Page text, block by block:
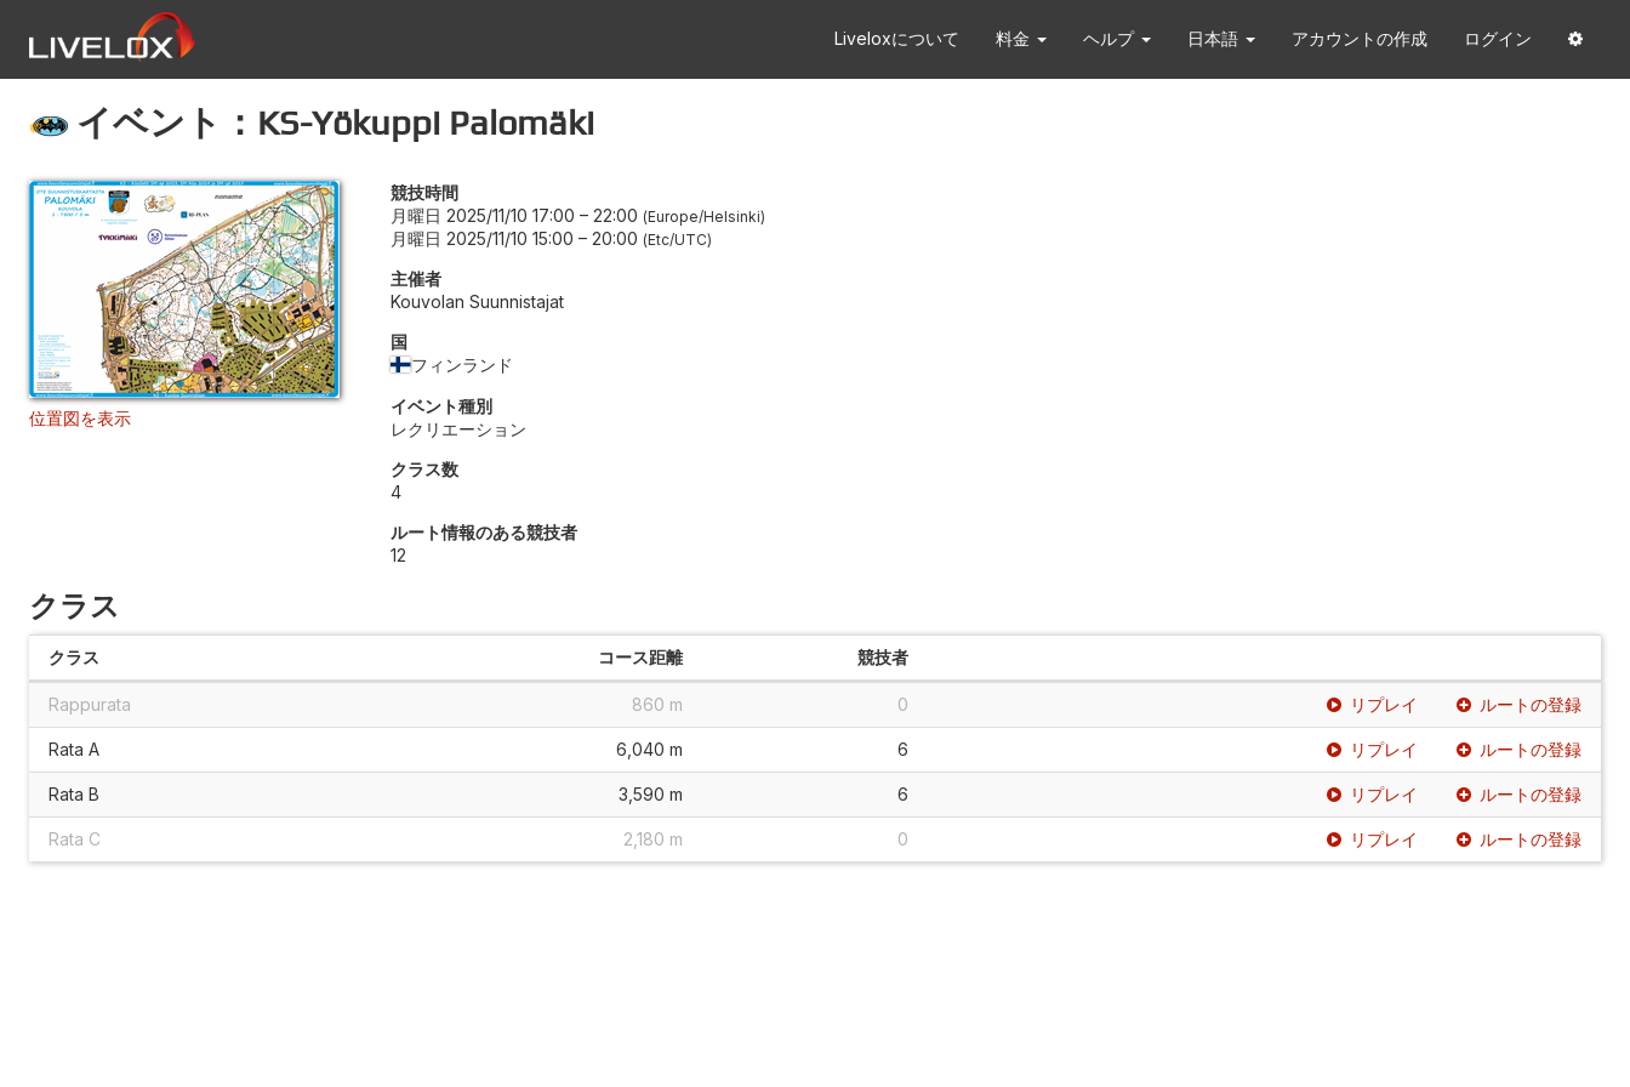
Liveloxについて 料金 ヘルプ 日本語 アカウントの作成 ログイン
イベント：KS-Yökuppi Palomäki
位置図を表示
競技時間
月曜日 2025/11/10 17:00 – 22:00 Europe/Helsinki
月曜日 2025/11/10 15:00 – 20:00 Etc/UTC
主催者
Kouvolan Suunnistajat
国
フィンランド
イベント種別
レクリエーション
クラス数
4
ルート情報のある競技者
12
クラス
クラス コース距離 競技者
Rappurata 860 m 0 リプレイ ルートの登録
Rata A 6,040 m 6 リプレイ ルートの登録
Rata B 3,590 m 6 リプレイ ルートの登録
Rata C 2,180 m 0 リプレイ ルートの登録